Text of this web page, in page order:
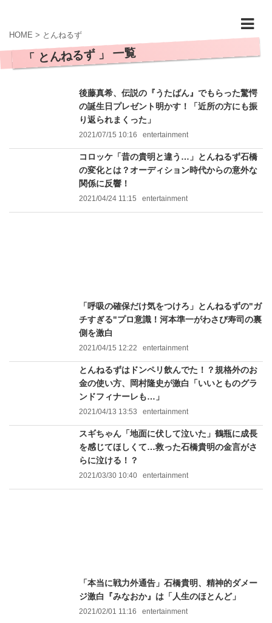
HOME > とんねるず
「 とんねるず 」 一覧
後藤真希、伝説の『うたばん』でもらった驚愕
の誕生日プレゼント明かす！「近所の方にも振
り返られまくった」
2021/07/15 10:16 entertainment
コロッケ「昔の貴明と違う…」とんねるず石橋
の変化とは？オーディション時代からの意外な
関係に反響！
2021/04/24 11:15 entertainment
「呼吸の確保だけ気をつけろ」とんねるずの"ガ
チすぎる"プロ意識！河本準一がわさび寿司の裏
側を激白
2021/04/15 12:22 entertainment
とんねるずはドンペリ飲んでた！？規格外のお
金の使い方、岡村隆史が激白「いいとものグラ
ンドフィナーレも…」
2021/04/13 13:53 entertainment
スギちゃん「地面に伏して泣いた」鶴瓶に成長
を感じてほしくて…救った石橋貴明の金言がさ
らに泣ける！？
2021/03/30 10:40 entertainment
「本当に戦力外通告」石橋貴明、精神的ダメー
ジ激白『みなおか』は「人生のほとんど」
2021/02/01 11:16 entertainment